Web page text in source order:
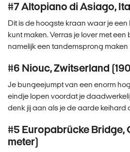
#7 Altopiano di Asiago,
Dit is de hoogste kraan waar je
kunt maken. Verras je lover met
namelijk een tandemsprong maken
#6 Niouc, Zwitserland
Je bungeejumpt van een enorm
eindje lopen voordat je
denk jij aan als je de aarde keihard
#5 Europabrücke Bridge,
meter)